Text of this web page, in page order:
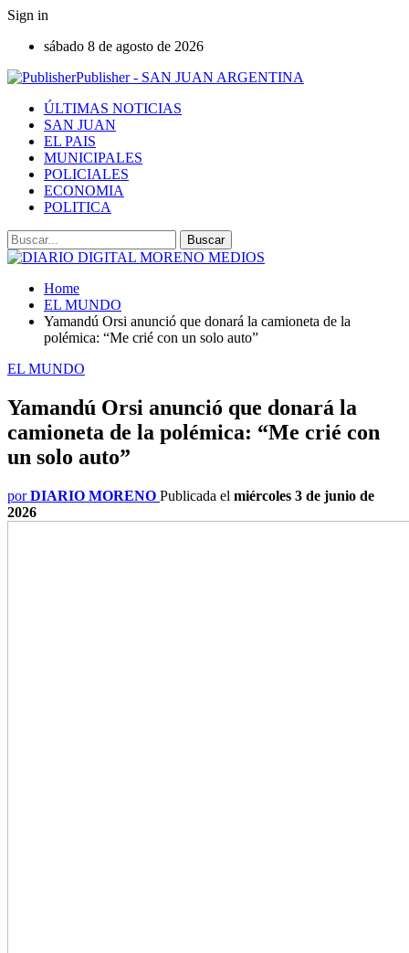
Sign in
sábado 8 de agosto de 2026
Publisher - SAN JUAN ARGENTINA
ÚLTIMAS NOTICIAS
SAN JUAN
EL PAIS
MUNICIPALES
POLICIALES
ECONOMIA
POLITICA
Home
EL MUNDO
Yamandú Orsi anunció que donará la camioneta de la
polémica: “Me crié con un solo auto”
EL MUNDO
Yamandú Orsi anunció que donará la
camioneta de la polémica: “Me crié con
un solo auto”
porDIARIO MORENO Publicada el miércoles 3 de junio de
2026